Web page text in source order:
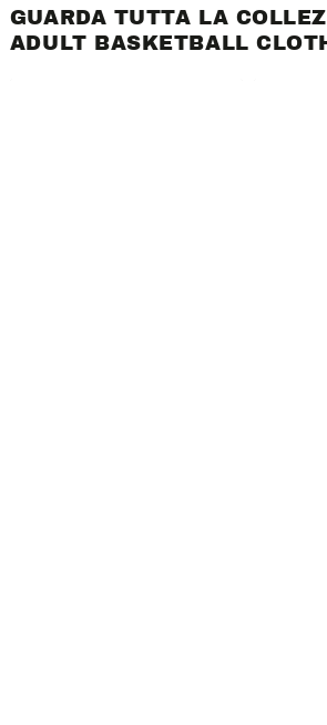
GUARDA TUTTA LA
ADULT BASKETBALL